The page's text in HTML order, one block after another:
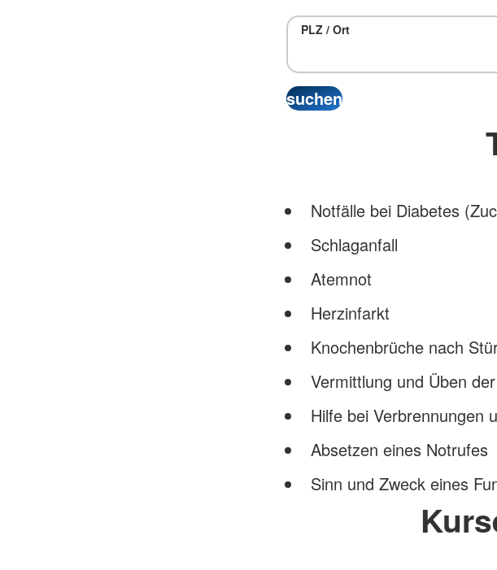
PLZ / Ort
Notfälle bei Diabetes
Schlaganfall
Atemnot
Herzinfarkt
Knochenbrüche nach
Vermittlung und Üben
Hilfe bei Verbrennungen
Absetzen eines Notrufes
Sinn und Zweck eines